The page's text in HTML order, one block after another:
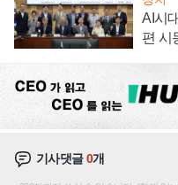
AI시
편 시
기사댓글0개